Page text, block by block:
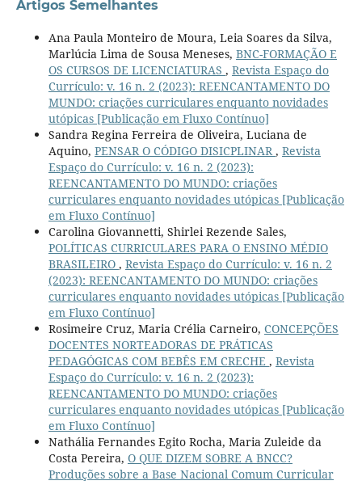
Artigos Semelhantes
Ana Paula Monteiro de Moura, Leia Soares da Silva,
Marlúcia Lima de Sousa Meneses, BNC-FORMAÇÃO E
OS CURSOS DE LICENCIATURAS , Revista Espaço do
Currículo: v. 16 n. 2 (2023): REENCANTAMENTO DO
MUNDO: criações curriculares enquanto novidades
utópicas [Publicação em Fluxo Contínuo]
Sandra Regina Ferreira de Oliveira, Luciana de
Aquino, PENSAR O CÓDIGO DISICPLINAR, Revista
Espaço do Currículo: v. 16 n. 2 (2023):
REENCANTAMENTO DO MUNDO: criações
curriculares enquanto novidades utópicas [Publicação
em Fluxo Contínuo]
Carolina Giovannetti, Shirlei Rezende Sales,
POLÍTICAS CURRICULARES PARA O ENSINO MÉDIO
BRASILEIRO , Revista Espaço do Currículo: v. 16 n. 2
(2023): REENCANTAMENTO DO MUNDO: criações
curriculares enquanto novidades utópicas [Publicação
em Fluxo Contínuo]
Rosimeire Cruz, Maria Crélia Carneiro, CONCEPÇÕES
DOCENTES NORTEADORAS DE PRÁTICAS
PEDAGÓGICAS COM BEBÊS EM CRECHE , Revista
Espaço do Currículo: v. 16 n. 2 (2023):
REENCANTAMENTO DO MUNDO: criações
curriculares enquanto novidades utópicas [Publicação
em Fluxo Contínuo]
Nathália Fernandes Egito Rocha, Maria Zuleide da
Costa Pereira, O QUE DIZEM SOBRE A BNCC?
Produções sobre a Base Nacional Comum Curricular